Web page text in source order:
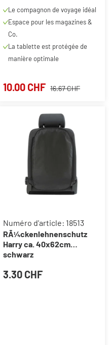
Le compagnon de voyage idéal
Espace pour les magazines &
Co.
La tablette est protégée de
manière optimale
10.00 CHF 16.67 CHF
Numéro d'article: 18513
RÃ¼ckenlehnenschutz
Harry ca. 40x62cm
schwarz
3.30 CHF